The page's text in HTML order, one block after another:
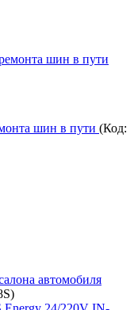
шин в пути (Код:
автомобиля
)